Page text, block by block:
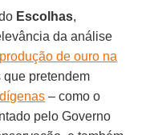
Escolhas,
da análise
de ouro na
pretendem
– como o
pelo Governo